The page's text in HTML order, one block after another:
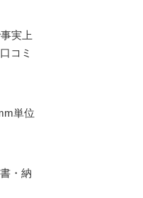
実上
コミ
単位
・納